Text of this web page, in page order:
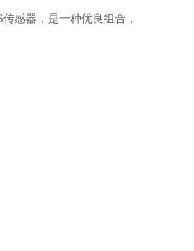
感器，是一种优良组合，